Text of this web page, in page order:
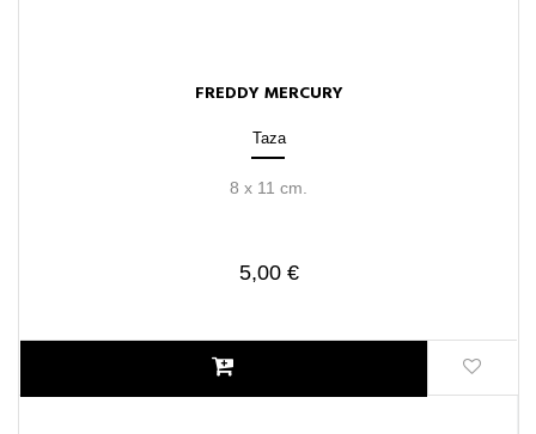
FREDDY MERCURY
Taza
8 x 11 cm.
5,00 €